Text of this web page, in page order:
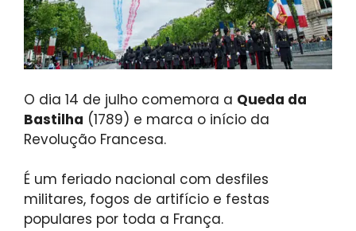
O dia 14 de julho comemora a Queda da
Bastilha (1789) e marca o início da
Revolução Francesa.
É um feriado nacional com desfiles
militares, fogos de artifício e festas
populares por toda a França.